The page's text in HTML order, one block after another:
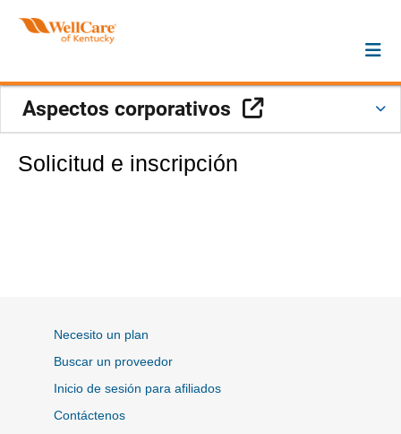
Aspectos corporativos Sitio Externo
Solicitud e inscripción
Necesito un plan
Buscar un proveedor
Inicio de sesión para afiliados
Contáctenos